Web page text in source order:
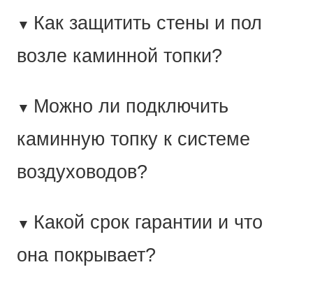
▼ Как защитить стены и пол
возле каминной топки?
▼ Можно ли подключить
каминную топку к системе
воздуховодов?
▼ Какой срок гарантии и что
она покрывает?